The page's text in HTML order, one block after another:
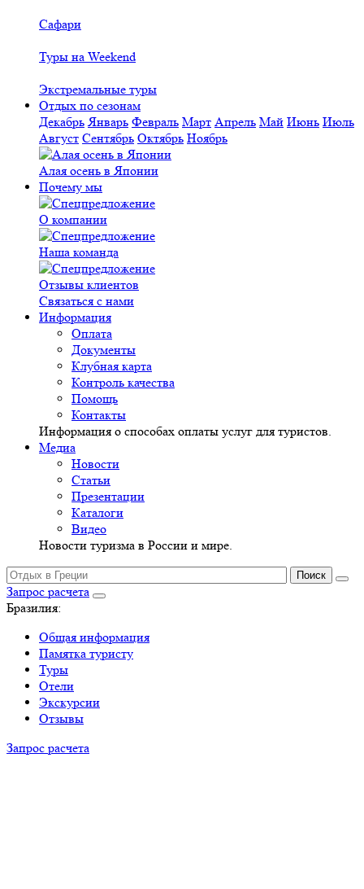
Сафари
Туры на Weekend
Экстремальные туры
Отдых по сезонам
Декабрь Январь Февраль Март Апрель Май Июнь Июль
Август Сентябрь Октябрь Ноябрь
Алая осень в Японии
Почему мы
О компании
Наша команда
Отзывы клиентов
Связаться с нами
Информация
Оплата
Документы
Клубная карта
Контроль качества
Помощь
Контакты
Информация о способах оплаты услуг для туристов.
Медиа
Новости
Статьи
Презентации
Каталоги
Видео
Новости туризма в России и мире.
Запрос расчета
Бразилия:
Общая информация
Памятка туристу
Туры
Отели
Экскурсии
Отзывы
Запрос расчета